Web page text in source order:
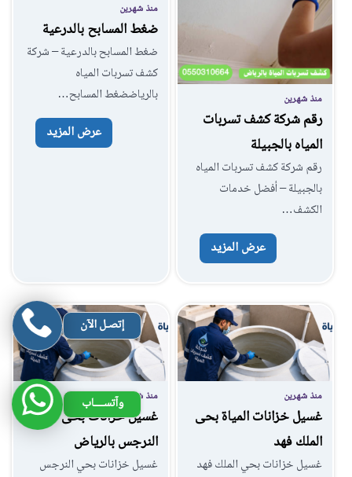
منذ شهرين
رقم شركة كشف تسربات
المياه بالجبيلة
رقم شركة كشف تسربات المياه
بالجبيلة – أفضل خدمات
الكشف…
عرض المزيد
منذ شهرين
ضغط المسابح بالدرعية
ضغط المسابح بالدرعية – شركة
كشف تسربات المياه
بالرياضضغط المسابح…
عرض المزيد
منذ شهرين
غسيل خزانات المياة بحى
الملك فهد
غسيل خزانات بحي الملك فهد
منذ شهرين
غسيل خزانات بحى
النرجس بالرياض
غسيل خزانات بحي النرجس
إتصـل الآن
وآتســــاب